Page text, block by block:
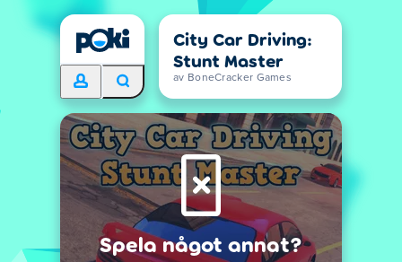
City Car Driving:
Stunt Master
av BoneCracker Games
Spela något annat?